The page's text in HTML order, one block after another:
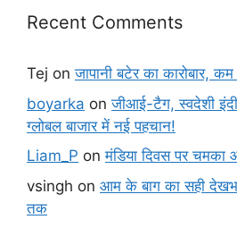
Recent Comments
Tej onजापानी बटेर का कारोबार,
boyarka onजीआई-टैग, स्वदेशी
ग्लोबल बाजार में नई पहचान!
Liam_P onमंडिया दिवस पर चमका
vsingh on आम के बाग का सही
तक